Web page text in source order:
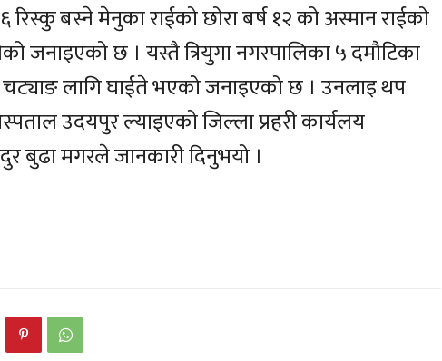
बस्ने मेनुका राईको छोरा बर्ष १२ को अस्मान राईको
जनाइएको छ । यस्तै त्रियुगा नगरपालिका ५ दमौटिका
चट्याङ लागि घाईते भएको जनाइएको छ । उनलाइ थप
उदयपुर ल्याइएको जिल्ला प्रहरी कार्यलय
बुढा मगरले जानकारी दिनुभयो ।